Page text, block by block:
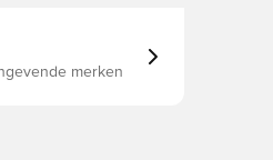
merken